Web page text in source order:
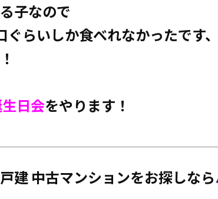
子なので
ぐらいしか食べれなかったです、
日会をやります！
建 中古マンションをお探しなら